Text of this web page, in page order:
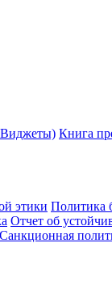
Книга
этики Политика
Отчет об
Санкционная